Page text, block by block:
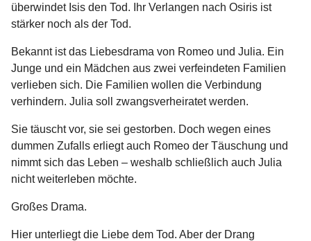
überwindet Isis den Tod. Ihr Verlangen nach Osiris ist
stärker noch als der Tod.
Bekannt ist das Liebesdrama von Romeo und Julia. Ein
Junge und ein Mädchen aus zwei verfeindeten Familien
verlieben sich. Die Familien wollen die Verbindung
verhindern. Julia soll zwangsverheiratet werden.
Sie täuscht vor, sie sei gestorben. Doch wegen eines
dummen Zufalls erliegt auch Romeo der Täuschung und
nimmt sich das Leben – weshalb schließlich auch Julia
nicht weiterleben möchte.
Großes Drama.
Hier unterliegt die Liebe dem Tod. Aber der Drang